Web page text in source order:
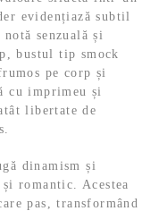
evidențiază subtil
senzuală și
bustul tip smock
pe corp și
cu imprimeu și
libertate de
dinamism și
romantic. Acestea
pas, transformând